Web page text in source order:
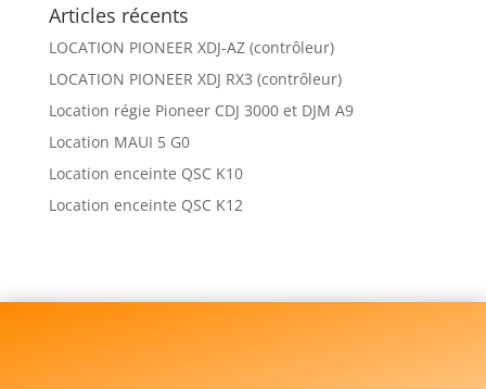
Articles récents
LOCATION PIONEER XDJ-AZ (contrôleur)
LOCATION PIONEER XDJ RX3 (contrôleur)
Location régie Pioneer CDJ 3000 et DJM A9
Location MAUI 5 G0
Location enceinte QSC K10
Location enceinte QSC K12